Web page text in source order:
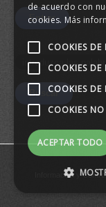
Informacion y
de acuerdo con
cookies. Más
COOKIES DE
COOKIES DE
COOKIES
COOKIES
ACEPTAR TODO